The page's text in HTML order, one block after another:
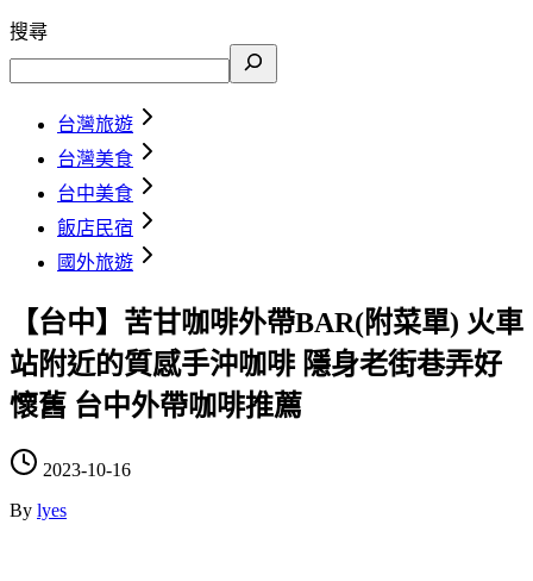
搜尋
台灣旅遊
台灣美食
台中美食
飯店民宿
國外旅遊
【台中】苦甘咖啡外帶BAR(附菜單) 火車
站附近的質感手沖咖啡 隱身老街巷弄好
懷舊 台中外帶咖啡推薦
2023-10-16
By lyes